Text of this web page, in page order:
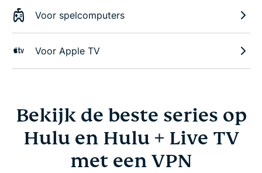
Voor spelcomputers
Voor Apple TV
Bekijk de beste series op
Hulu en Hulu + Live TV
met een VPN